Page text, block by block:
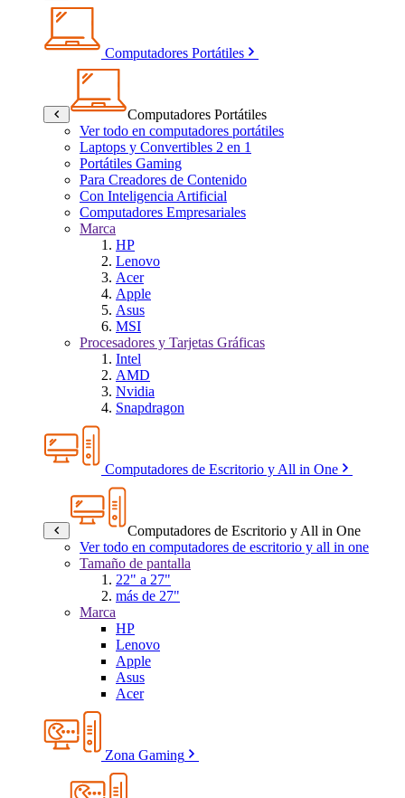
Computadores Portátiles
Computadores Portátiles
Ver todo en computadores portátiles
Laptops y Convertibles 2 en 1
Portátiles Gaming
Para Creadores de Contenido
Con Inteligencia Artificial
Computadores Empresariales
Marca
HP
Lenovo
Acer
Apple
Asus
MSI
Procesadores y Tarjetas Gráficas
Intel
AMD
Nvidia
Snapdragon
Computadores de Escritorio y All in One
Computadores de Escritorio y All in One
Ver todo en computadores de escritorio y all in one
Tamaño de pantalla
22" a 27"
más de 27"
Marca
HP
Lenovo
Apple
Asus
Acer
Zona Gaming